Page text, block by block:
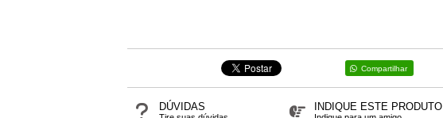
Compartilhar
DÚVIDAS INDIQUE ESTE PRODUTO